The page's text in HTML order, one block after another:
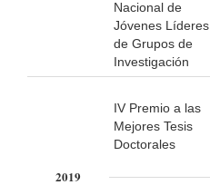
Nacional de
Jóvenes Líderes
de Grupos de
Investigación
2019
IV Premio a las
Mejores Tesis
Doctorales